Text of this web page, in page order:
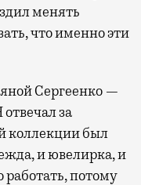
менять
что именно эти
Сергеенко —
за
коллекции был
и ювелирка, и
работать, потому